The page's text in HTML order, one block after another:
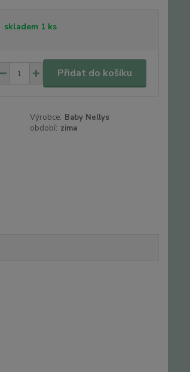
skladem 1 ks
Přidat do košíku
Výrobce: Baby Nellys
období: zima